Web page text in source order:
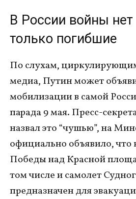
В России войны нет
только погибшие
По слухам,
медиа, Путин может
мобилизации в самой
парада 9 мая. Пресс-
назвал это “чушью”, на
официально объявило, что
Победы над Красной
том числе и самолет
предназначен для